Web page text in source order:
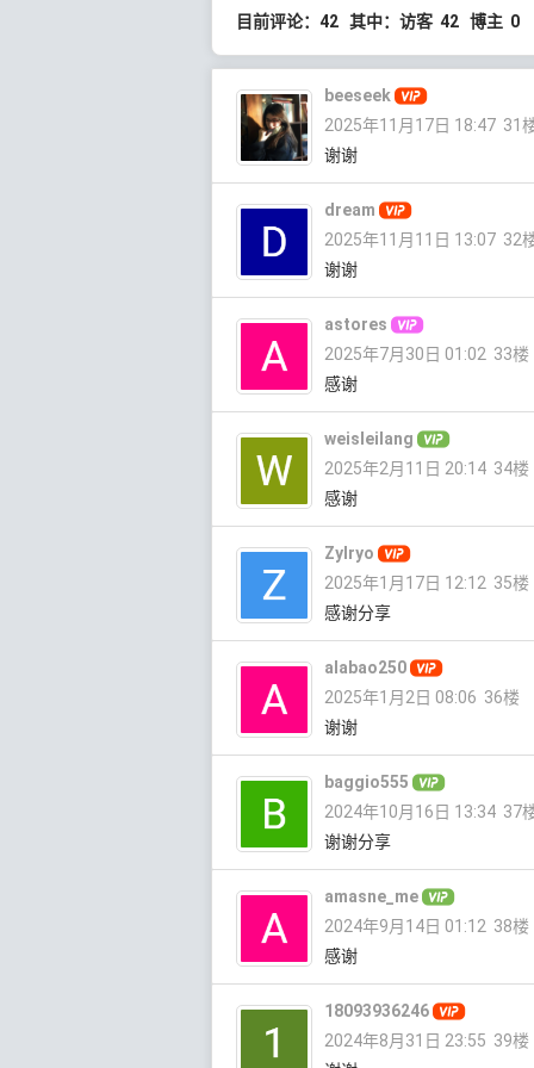
目前评论：42 其中：访客 42 博主 0
beeseek
2025年11月17日 18:47 31
谢谢
dream
2025年11月11日 13:07 32
谢谢
astores
2025年7月30日 01:02 33楼
感谢
weisleilang
2025年2月11日 20:14 34楼
感谢
Zylryo
2025年1月17日 12:12 35楼
感谢分享
alabao250
2025年1月2日 08:06 36楼
谢谢
baggio555
2024年10月16日 13:34 37
谢谢分享
amasne_me
2024年9月14日 01:12 38楼
感谢
18093936246
2024年8月31日 23:55 39楼